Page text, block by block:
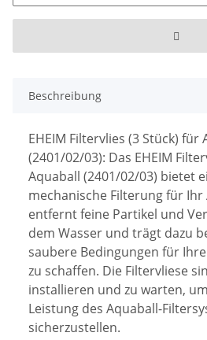
Beschreibung
EHEIM Filtervlies (3 Stück) für
(2401/02/03): Das EHEIM
Aquaball (2401/02/03) bietet
mechanische Filterung für Ihr
entfernt feine Partikel und
dem Wasser und trägt dazu
saubere Bedingungen für
zu schaffen. Die Filtervliese
installieren und zu warten,
Leistung des Aquaball-
sicherzustellen.